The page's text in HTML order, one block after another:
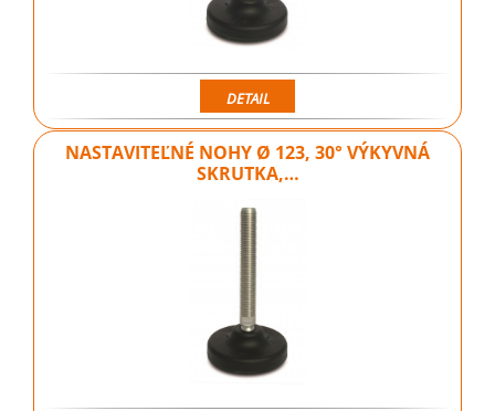
DETAIL
NASTAVITEĽNÉ NOHY Ø 123, 30° VÝKYVNÁ
SKRUTKA,…